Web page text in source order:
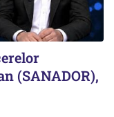
(SANADOR),